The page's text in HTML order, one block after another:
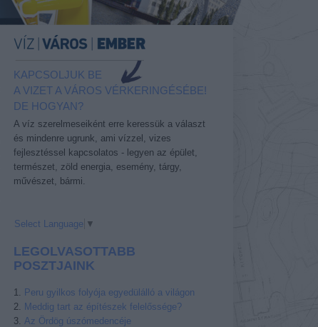
KAPCSOLJUK BE
A VIZET A VÁROS VÉRKERINGÉSÉBE!
DE HOGYAN?
A víz szerelmeseiként erre keressük a választ
és mindenre ugrunk, ami vízzel, vizes
fejlesztéssel kapcsolatos - legyen az épület,
természet, zöld energia, esemény, tárgy,
művészet, bármi.
Select Language ▼
LEGOLVASOTTABB
POSZTJAINK
Peru gyilkos folyója egyedülálló a világon
Meddig tart az építészek felelőssége?
Az Ördög úszómedencéje